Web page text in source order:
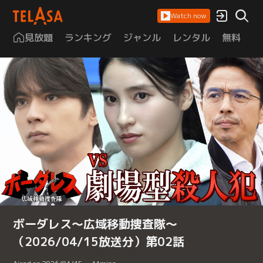
Watch now
見放題 ランキング ジャンル レンタル 無料
ボーダレス～広域移動捜査隊～
（2026/04/15放送分）第02話